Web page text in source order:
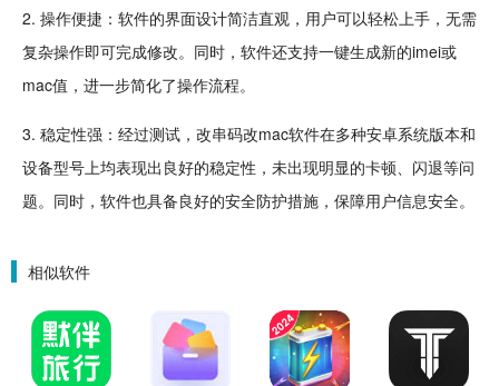
2. 操作便捷：软件的界面设计简洁直观，用户可以轻松上手，无需
复杂操作即可完成修改。同时，软件还支持一键生成新的imei或
mac值，进一步简化了操作流程。
3. 稳定性强：经过测试 ，改串码改mac软件在多种安卓系统版本和
设备型号上均表现出良好的稳定性，未出现明显的卡顿、闪退等问
题。同时，软件也具备良好的安全防护措施，保障用户信息安全。
相似软件